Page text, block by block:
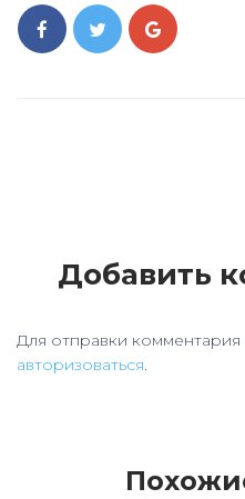
Добавить
Для отправки
авторизоваться.